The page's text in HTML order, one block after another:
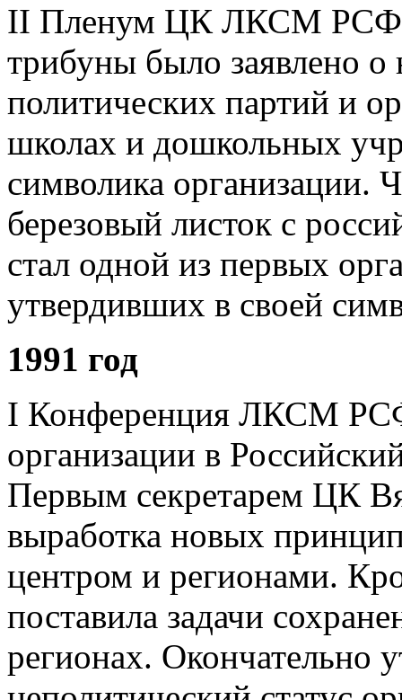
II Пленум ЦК ЛКСМ
трибуны было заявлено о
политических партий и
школах и дошкольных
символика организации.
березовый листок с
стал одной из первых
утвердивших в своей
1991 год
I Конференция ЛКСМ
организации в
Первым секретарем ЦК
выработка новых
центром и регионами.
поставила задачи
регионах. Окончательно